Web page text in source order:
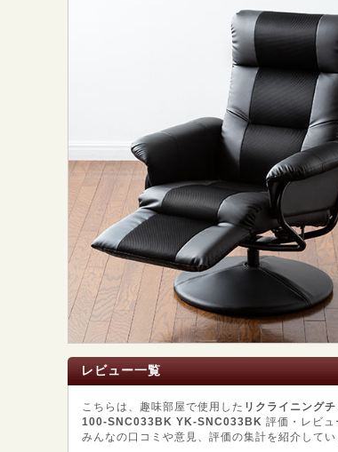
レビュー一覧
こちらは、趣味部屋で使用した リクライニング
100-SNC033BK YK-SNC033BK 評価・レビュ
みんなの口コミや意見、評価の集計を紹介してい